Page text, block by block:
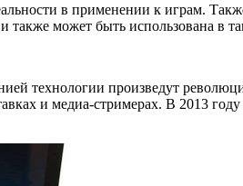
в применении к играм.
и также может быть использована в
технологии произведут
и медиа-стримерах. В 2013 году